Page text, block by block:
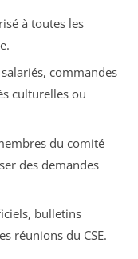
à toutes les
commandes
culturelles ou
du comité
des demandes
bulletins
réunions du CSE.